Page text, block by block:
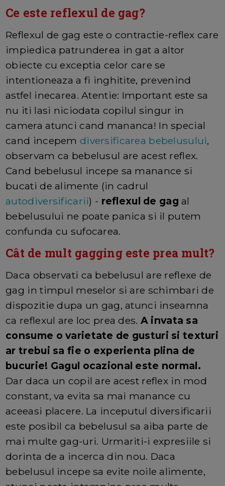
Ce este reflexul de gag?
Reflexul de gag este o contractie-reflex care
impiedica patrunderea in gat a altor
obiecte cu exceptia celor care se
intentioneaza a fi inghitite, prevenind
astfel inecarea. Atentie: Important este sa
nu iti lasi niciodata copilul singur in
camera atunci cand mananca! In special
cand incepem diversificarea bebelusului,
observam ca bebelusul are acest reflex.
Cand bebelusul incepe sa manance si
bucati de alimente (in cadrul
autodiversificarii) - reflexul de gag al
bebelusului ne poate panica si il putem
confunda cu sufocarea.
Cât de mult gagging este prea mult?
Daca observati ca bebelusul are reflexe de
gag in timpul meselor si are schimbari de
dispozitie dupa un gag, atunci inseamna
ca reflexul are loc prea des. A invata sa
consume o varietate de gusturi si texturi
ar trebui sa fie o experienta plina de
bucurie! Gagul ocazional este normal.
Dar daca un copil are acest reflex in mod
constant, va evita sa mai manance cu
aceeasi placere. La inceputul diversificarii
este posibil ca bebelusul sa aiba parte de
mai multe gag-uri. Urmariti-i expresiile si
dorinta de a incerca din nou. Daca
bebelusul incepe sa evite noile alimente,